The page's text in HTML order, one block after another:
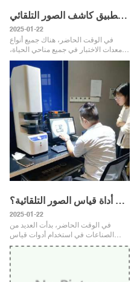
مبدأ وتطبيق كاشف الصور التلقائي
2025-01-22
في الوقت الحاضر، هناك جميع أنواع
معدات الاختبار في جميع مناحي الحياة،
مثل المحلل الكيميائي، والكاشف البيئي،
والماسح الضوئي بالليزر ثلاثي، وأداة
رسم الخرائط، ومقيا
هل تعرف هذه النقاط الاحتياطية أثناء تشغيل أداة قياس الصور التلقائية؟
2025-01-22
في الوقت الحاضر، بدأت العديد من
الصناعات في استخدام أدوات قياس
الصور التلقائية. يعتمد مبدأ تصنيع أداة
القياس على الأساليب البصرية وغيرها